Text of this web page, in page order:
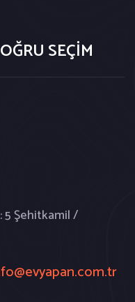
SEÇİM
5 Şehitkamil /